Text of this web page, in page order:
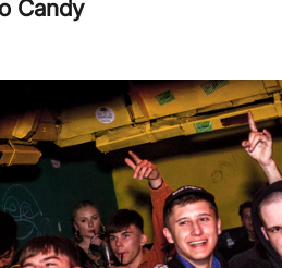
Candy